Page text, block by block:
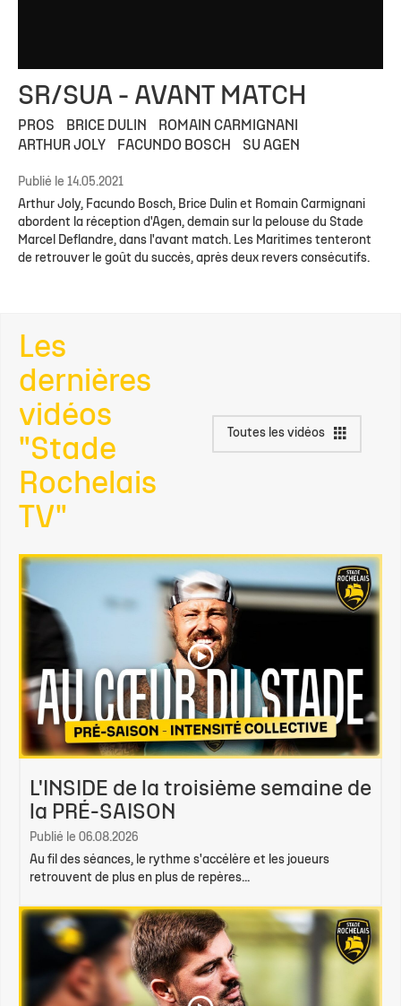
SR/SUA - AVANT MATCH
PROS BRICE DULIN
ROMAIN CARMIGNANI
ARTHUR JOLY
FACUNDO BOSCH SU AGEN
Publié le 14.05.2021
Arthur Joly, Facundo Bosch, Brice Dulin et Romain Carmignani
abordent la réception d'Agen, demain sur la pelouse du Stade
Marcel Deflandre, dans l'avant match. Les Maritimes tenteront
de retrouver le goût du succès, après deux revers consécutifs.
Les
dernières
vidéos
"Stade
Rochelais
TV"
Toutes les vidéos
L'INSIDE de la troisième semaine de
la PRÉ-SAISON
Publié le 06.08.2026
Au fil des séances, le rythme s'accélère et les joueurs
retrouvent de plus en plus de repères...